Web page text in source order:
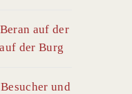
auf der
der Burg
und